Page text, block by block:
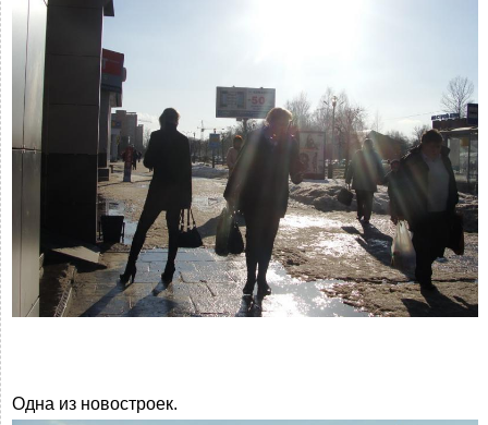
Одна из новостроек.